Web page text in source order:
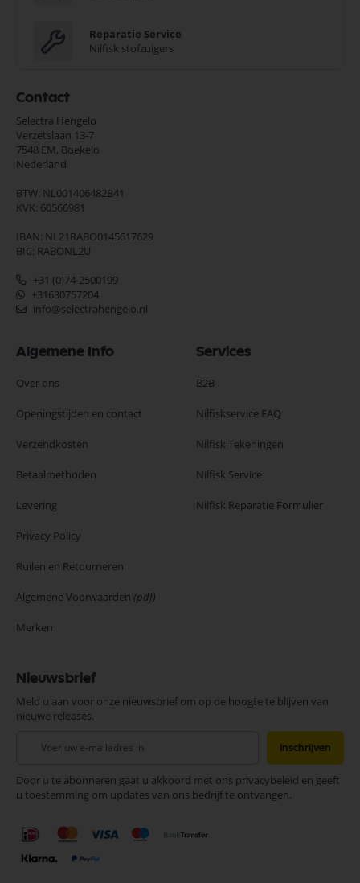
Reparatie Service
Nilfisk stofzuigers
Contact
Selectra Hengelo
Verzetslaan 13-7
7548 EM, Boekelo
Nederland
BTW: NL001406482B41
KVK: 60566981
IBAN: NL21RABO0145617629
BIC: RABONL2U
+31 (0)74-2500199
+31630757204
info@selectrahengelo.nl
Algemene Info
Over ons
Openingstijden en contact
Verzendkosten
Betaalmethoden
Levering
Privacy Policy
Ruilen en Retourneren
Algemene Voorwaarden (pdf)
Merken
Services
B2B
Nilfiskservice FAQ
Nilfisk Tekeningen
Nilfisk Service
Nilfisk Reparatie Formulier
Nieuwsbrief
Meld u aan voor onze nieuwsbrief om op de hoogte te blijven van
nieuwe releases.
onze
nieuwsbrief
Inschrijven
Door u te abonneren gaat u akkoord met ons privacybeleid en geeft
u toestemming om updates van ons bedrijf te ontvangen.